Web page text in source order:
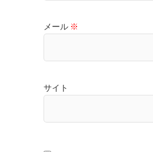
メール ※
サイト